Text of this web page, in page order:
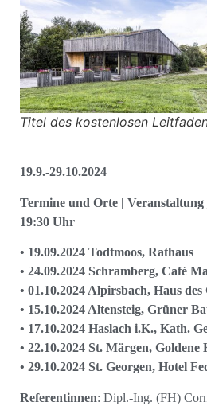
Titel des kostenlosen
19.9.-29.10.2024
Termine und Orte | Veranstaltung
19:30 Uhr
• 19.09.2024 Todtmoos, Rathaus
• 24.09.2024 Schramberg, Café
• 01.10.2024 Alpirsbach, Haus des
• 15.10.2024 Altensteig, Grüner
• 17.10.2024 Haslach i.K., Kath.
• 22.10.2024 St. Märgen, Goldene
• 29.10.2024 St. Georgen, Hotel
Referentinnen: Dipl.-Ing. (FH)